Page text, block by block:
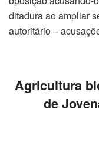
ditadura ao ampliar
autoritário –
Agricultura
de